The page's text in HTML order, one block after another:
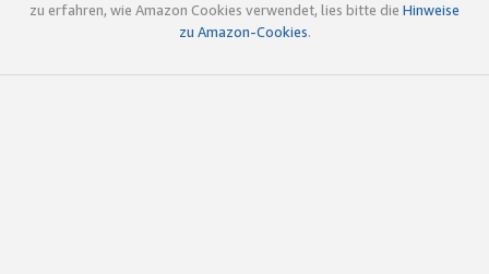
zu erfahren, wie Amazon Cookies verwendet, lies bitte die Hinweise
zu Amazon-Cookies.